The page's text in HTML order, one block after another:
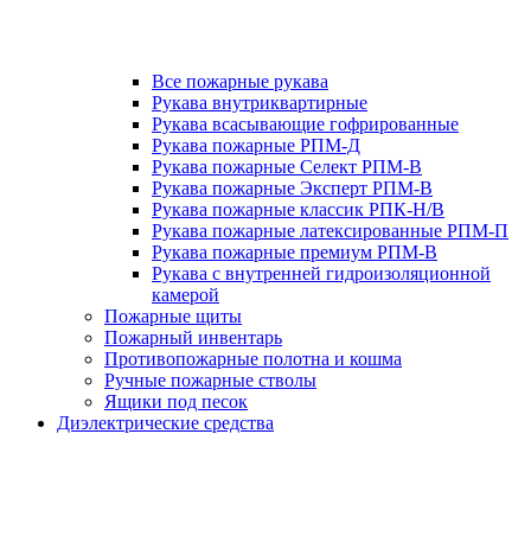
Все пожарные рукава
Рукава внутриквартирные
Рукава всасывающие гофрированные
Рукава пожарные РПМ-Д
Рукава пожарные Селект РПМ-В
Рукава пожарные Эксперт РПМ-В
Рукава пожарные классик РПК-Н/В
Рукава пожарные латексированные РПМ-П
Рукава пожарные премиум РПМ-В
Рукава с внутренней гидроизоляционной
камерой
Пожарные щиты
Пожарный инвентарь
Противопожарные полотна и кошма
Ручные пожарные стволы
Ящики под песок
Диэлектрические средства